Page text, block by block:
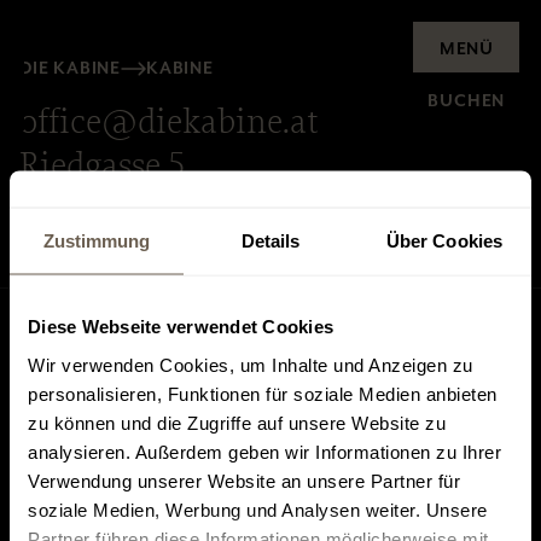
Zustimmung Details Über Cookies
Diese Webseite verwendet Cookies
Wir verwenden Cookies, um Inhalte und Anzeigen zu
personalisieren, Funktionen für soziale Medien anbieten
zu können und die Zugriffe auf unsere Website zu
analysieren. Außerdem geben wir Informationen zu Ihrer
Verwendung unserer Website an unsere Partner für
soziale Medien, Werbung und Analysen weiter. Unsere
MENÜ
BUCHEN
DIE KABINE KABINE
office@diekabine.at
Riedgasse 5
Top bewertet auf
Tripadvisor
Finde uns auf
HolidayCheck